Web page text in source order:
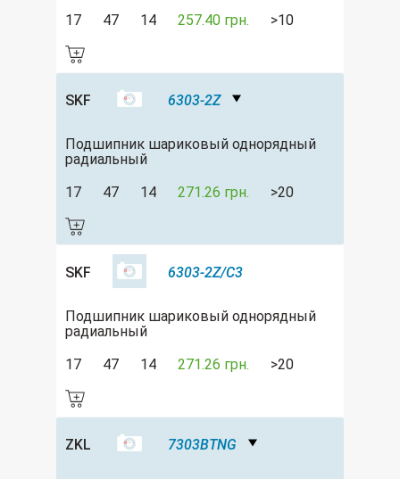
17 47 14 257.40 грн. >10
SKF 6303-2Z
Подшипник шариковый однорядный
радиальный
17
47 14 271.26 грн. >20
SKF 6303-2Z/C3
Подшипник шариковый однорядный
радиальный
17
47 14 271.26 грн. >20
ZKL 7303BTNG